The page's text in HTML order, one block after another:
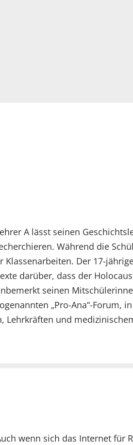
A lässt seinen
Während die
Klassenarbeiten. Der 17-
darüber, dass der
seinen
„Pro-Ana“-Forum,
Lehrkräften und
wenn sich das Internet für